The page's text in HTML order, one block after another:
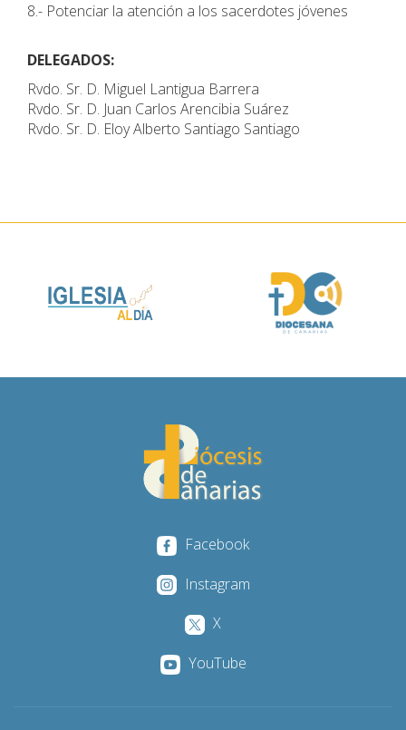
8.- Potenciar la atención a los sacerdotes jóvenes
DELEGADOS:
Rvdo. Sr. D. Miguel Lantigua Barrera
Rvdo. Sr. D. Juan Carlos Arencibia Suárez
Rvdo. Sr. D. Eloy Alberto Santiago Santiago
Facebook
Instagram
X
YouTube